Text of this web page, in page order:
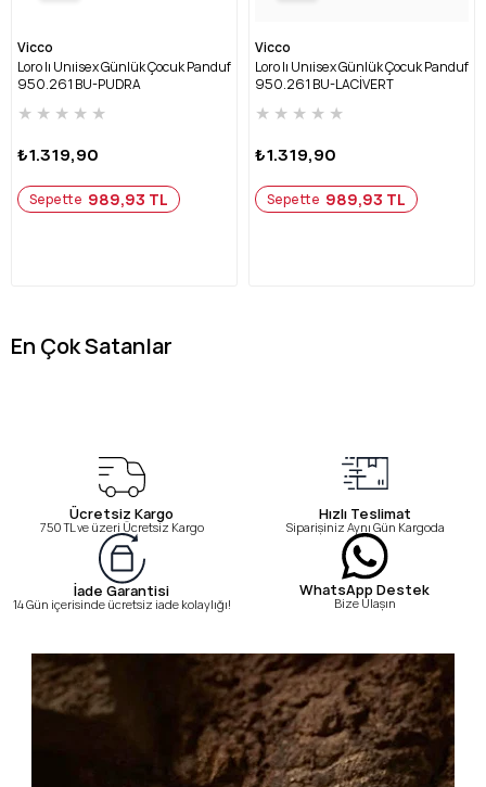
Vicco
Loro Iı Unıisex Günlük Çocuk Panduf
950.261 BU-PUDRA
★ ★ ★ ★ ★
₺1.319,90
Sepette 989,93 TL
Vicco
Loro Iı Unıisex Günlük Çocuk Panduf
950.261 BU-LACİVERT
★ ★ ★ ★ ★
₺1.319,90
Sepette 989,93 TL
En Çok Satanlar
Ücretsiz Kargo
750 TL ve üzeri Ücretsiz Kargo
Hızlı Teslimat
Siparişiniz Aynı Gün Kargoda
İade Garantisi
14 Gün içerisinde ücretsiz iade kolaylığı!
WhatsApp Destek
Bize Ulaşın